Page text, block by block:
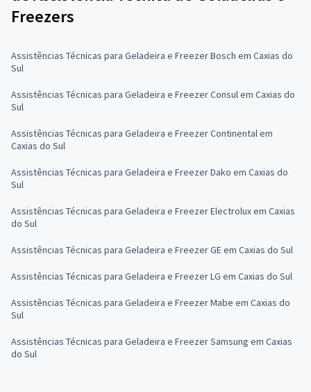
Freezers
Assistências Técnicas para Geladeira e Freezer Bosch em Caxias do
Sul
Assistências Técnicas para Geladeira e Freezer Consul em Caxias do
Sul
Assistências Técnicas para Geladeira e Freezer Continental em
Caxias do Sul
Assistências Técnicas para Geladeira e Freezer Dako em Caxias do
Sul
Assistências Técnicas para Geladeira e Freezer Electrolux em Caxias
do Sul
Assistências Técnicas para Geladeira e Freezer GE em Caxias do Sul
Assistências Técnicas para Geladeira e Freezer LG em Caxias do Sul
Assistências Técnicas para Geladeira e Freezer Mabe em Caxias do
Sul
Assistências Técnicas para Geladeira e Freezer Samsung em Caxias
do Sul